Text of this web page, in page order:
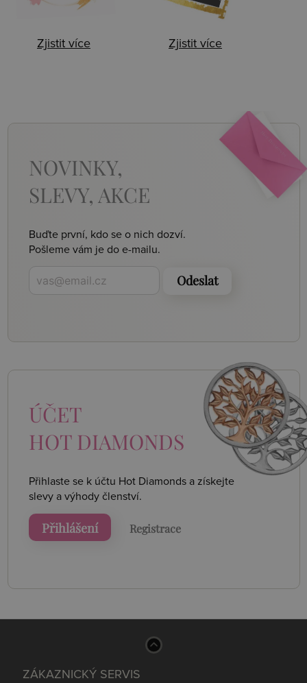
Zjistit více Zjistit více
NOVINKY,
SLEVY, AKCE
Buďte první, kdo se o nich dozví.
Pošleme vám je do e-mailu.
Odeslat
ÚČET
HOT DIAMONDS
Přihlaste se k účtu Hot Diamonds a získejte
slevy a výhody členství.
Přihlášení Registrace
ZÁKAZNICKÝ SERVIS